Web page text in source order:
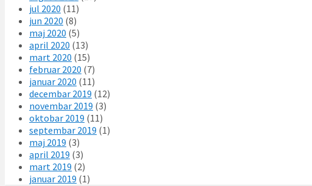
jul 2020 (11)
jun 2020 (8)
maj 2020 (5)
april 2020 (13)
mart 2020 (15)
februar 2020 (7)
januar 2020 (11)
decembar 2019 (12)
novembar 2019 (3)
oktobar 2019 (11)
septembar 2019 (1)
maj 2019 (3)
april 2019 (3)
mart 2019 (2)
januar 2019 (1)